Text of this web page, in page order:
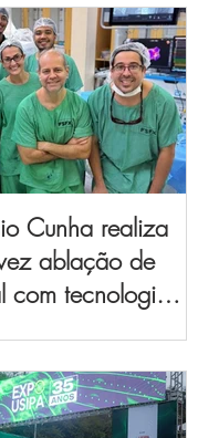
Cunha realiza
ablação de
com tecnologia